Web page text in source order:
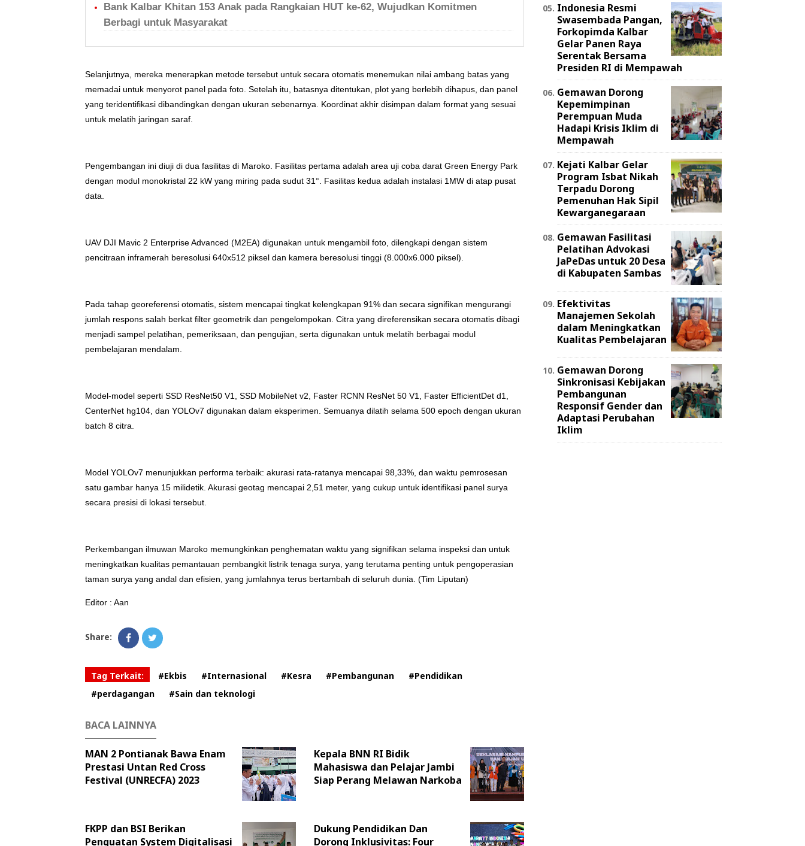
Bank Kalbar Khitan 153 Anak pada Rangkaian HUT ke-62, Wujudkan Komitmen
Berbagi untuk Masyarakat
Selanjutnya, mereka menerapkan metode tersebut untuk secara otomatis menemukan nilai ambang batas yang
memadai untuk menyorot panel pada foto. Setelah itu, batasnya ditentukan, plot yang berlebih dihapus, dan panel
yang teridentifikasi dibandingkan dengan ukuran sebenarnya. Koordinat akhir disimpan dalam format yang sesuai
untuk melatih jaringan saraf.
Pengembangan ini diuji di dua fasilitas di Maroko. Fasilitas pertama adalah area uji coba darat Green Energy Park
dengan modul monokristal 22 kW yang miring pada sudut 31°. Fasilitas kedua adalah instalasi 1MW di atap pusat
data.
UAV DJI Mavic 2 Enterprise Advanced (M2EA) digunakan untuk mengambil foto, dilengkapi dengan sistem
pencitraan inframerah beresolusi 640x512 piksel dan kamera beresolusi tinggi (8.000x6.000 piksel).
Pada tahap georeferensi otomatis, sistem mencapai tingkat kelengkapan 91% dan secara signifikan mengurangi
jumlah respons salah berkat filter geometrik dan pengelompokan. Citra yang direferensikan secara otomatis dibagi
menjadi sampel pelatihan, pemeriksaan, dan pengujian, serta digunakan untuk melatih berbagai modul
pembelajaran mendalam.
Model-model seperti SSD ResNet50 V1, SSD MobileNet v2, Faster RCNN ResNet 50 V1, Faster EfficientDet d1,
CenterNet hg104, dan YOLOv7 digunakan dalam eksperimen. Semuanya dilatih selama 500 epoch dengan ukuran
batch 8 citra.
Model YOLOv7 menunjukkan performa terbaik: akurasi rata-ratanya mencapai 98,33%, dan waktu pemrosesan
satu gambar hanya 15 milidetik. Akurasi geotag mencapai 2,51 meter, yang cukup untuk identifikasi panel surya
secara presisi di lokasi tersebut.
Perkembangan ilmuwan Maroko memungkinkan penghematan waktu yang signifikan selama inspeksi dan untuk
meningkatkan kualitas pemantauan pembangkit listrik tenaga surya, yang terutama penting untuk pengoperasian
taman surya yang andal dan efisien, yang jumlahnya terus bertambah di seluruh dunia. (Tim Liputan)
Editor : Aan
Share:
Tag Terkait: #Ekbis #Internasional #Kesra #Pembangunan
#Pendidikan
#perdagangan
#Sain dan teknologi
BACA LAINNYA
MAN 2 Pontianak Bawa Enam
Prestasi Untan Red Cross
Festival (UNRECFA) 2023
Kepala BNN RI Bidik
Mahasiswa dan Pelajar Jambi
Siap Perang Melawan Narkoba
FKPP dan BSI Berikan
Penguatan System Digitalisasi
Dukung Pendidikan Dan
Dorong Inklusivitas: Four
Indonesia Resmi
Swasembada Pangan,
Forkopimda Kalbar
Gelar Panen Raya
Serentak Bersama
Presiden RI di Mempawah
Gemawan Dorong
Kepemimpinan
Perempuan Muda
Hadapi Krisis Iklim di
Mempawah
Kejati Kalbar Gelar
Program Isbat Nikah
Terpadu Dorong
Pemenuhan Hak Sipil
Kewarganegaraan
Gemawan Fasilitasi
Pelatihan Advokasi
JaPeDas untuk 20 Desa
di Kabupaten Sambas
Efektivitas
Manajemen Sekolah
dalam Meningkatkan
Kualitas Pembelajaran
Gemawan Dorong
Sinkronisasi Kebijakan
Pembangunan
Responsif Gender dan
Adaptasi Perubahan
Iklim